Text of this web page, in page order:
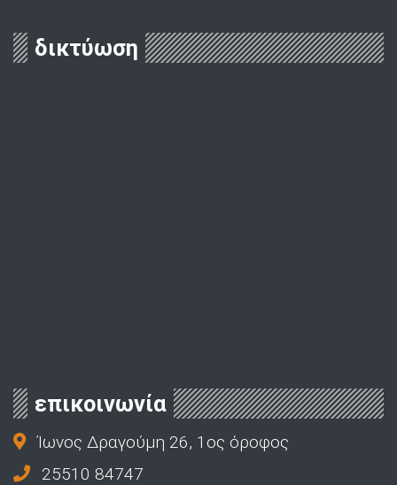
δικτύωση
επικοινωνία
Ίωνος Δραγούμη 26, 1ος όροφος
25510 84747